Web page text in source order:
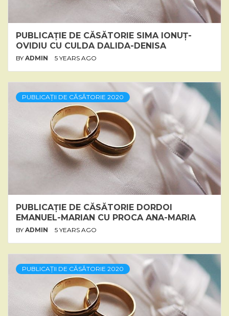
PUBLICAȚIE DE CĂSĂTORIE SIMA IONUȚ-
OVIDIU CU CULDA DALIDA-DENISA
BY ADMIN 5 YEARS AGO
PUBLICAȚII DE CĂSĂTORIE 2020
PUBLICAȚIE DE CĂSĂTORIE DORDOI
EMANUEL-MARIAN CU PROCA ANA-MARIA
BY ADMIN 5 YEARS AGO
PUBLICAȚII DE CĂSĂTORIE 2020